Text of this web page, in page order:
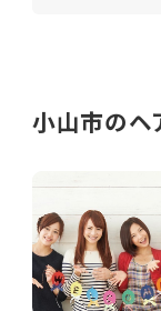
小山市のヘ